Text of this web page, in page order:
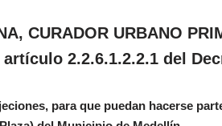
CURADOR URBANO
2.2.6.1.2.2.1 del
para que puedan hacerse